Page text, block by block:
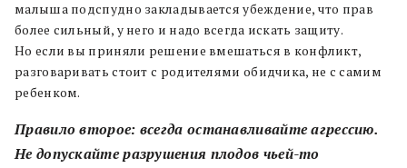
малыша подспудно закладывается убеждение, что прав
более сильный, у него и надо всегда искать защиту.
Но если вы приняли решение вмешаться в конфликт,
разговаривать стоит с родителями обидчика, не с самим
ребенком.
Правило второе: всегда останавливайте агрессию.
Не допускайте разрушения плодов чьей-то